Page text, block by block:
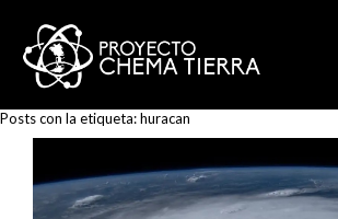
Posts con la etiqueta:huracan